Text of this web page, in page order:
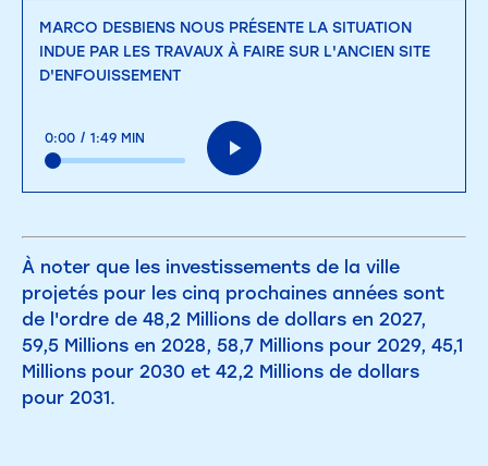
MARCO DESBIENS NOUS PRÉSENTE LA SITUATION
INDUE PAR LES TRAVAUX À FAIRE SUR L'ANCIEN SITE
D'ENFOUISSEMENT
0:00 / 1:49 MIN
À noter que les investissements de la ville
projetés pour les cinq prochaines années sont
de l'ordre de 48,2 Millions de dollars en 2027,
59,5 Millions en 2028, 58,7 Millions pour 2029, 45,1
Millions pour 2030 et 42,2 Millions de dollars
pour 2031.